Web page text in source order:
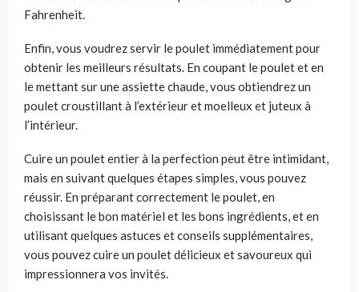
Fahrenheit.
Enfin, vous voudrez servir le poulet immédiatement pour
obtenir les meilleurs résultats. En coupant le poulet et en
le mettant sur une assiette chaude, vous obtiendrez un
poulet croustillant à l’extérieur et moelleux et juteux à
l’intérieur.
Cuire un poulet entier à la perfection peut être intimidant,
mais en suivant quelques étapes simples, vous pouvez
réussir. En préparant correctement le poulet, en
choisissant le bon matériel et les bons ingrédients, et en
utilisant quelques astuces et conseils supplémentaires,
vous pouvez cuire un poulet délicieux et savoureux qui
impressionnera vos invités.